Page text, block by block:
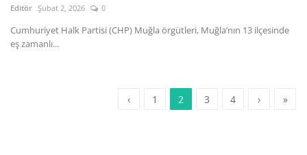
Editör Şubat 2, 2026 0
Cumhuriyet Halk Partisi (CHP) Muğla örgütleri, Muğla’nın 13 ilçesinde
eş zamanlı...
‹ 1 2 3 4 › »